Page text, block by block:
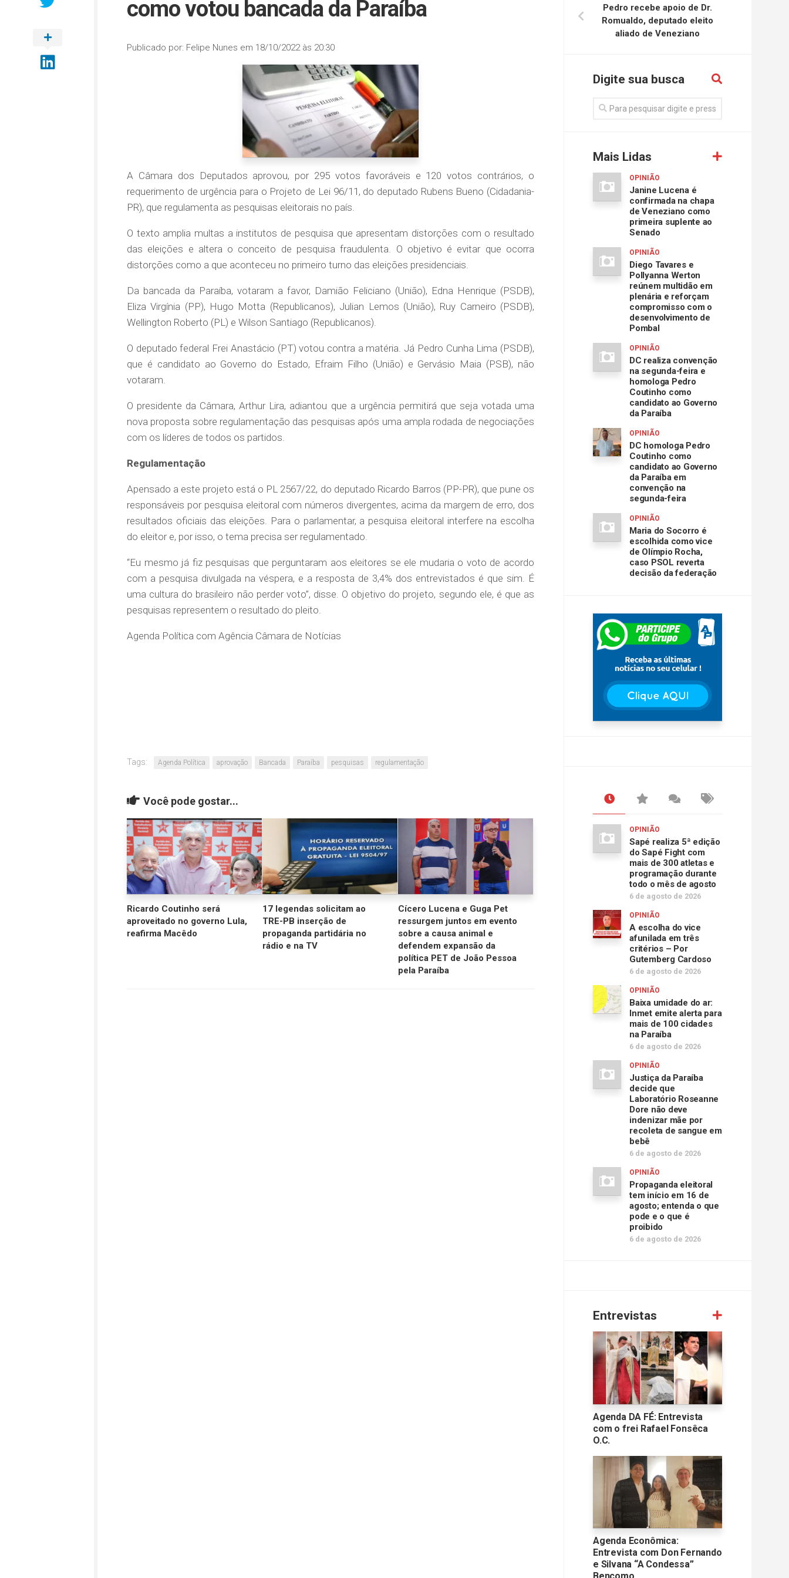
como votou bancada da Paraíba
Publicado por: Felipe Nunes em 18/10/2022 às 20:30
A Câmara dos Deputados aprovou, por 295 votos favoráveis e 120 votos contrários, o
requerimento de urgência para o Projeto de Lei 96/11, do deputado Rubens Bueno (Cidadania-
PR), que regulamenta as pesquisas eleitorais no país.
O texto amplia multas a institutos de pesquisa que apresentam distorções com o resultado
das eleições e altera o conceito de pesquisa fraudulenta. O objetivo é evitar que ocorra
distorções como a que aconteceu no primeiro turno das eleições presidenciais.
Da bancada da Paraíba, votaram a favor, Damião Feliciano (União), Edna Henrique (PSDB),
Eliza Virgínia (PP), Hugo Motta (Republicanos), Julian Lemos (União), Ruy Carneiro (PSDB),
Wellington Roberto (PL) e Wilson Santiago (Republicanos).
O deputado federal Frei Anastácio (PT) votou contra a matéria. Já Pedro Cunha Lima (PSDB),
que é candidato ao Governo do Estado, Efraim Filho (União) e Gervásio Maia (PSB), não
votaram.
O presidente da Câmara, Arthur Lira, adiantou que a urgência permitirá que seja votada uma
nova proposta sobre regulamentação das pesquisas após uma ampla rodada de negociações
com os líderes de todos os partidos.
Regulamentação
Apensado a este projeto está o PL 2567/22, do deputado Ricardo Barros (PP-PR), que pune os
responsáveis por pesquisa eleitoral com números divergentes, acima da margem de erro, dos
resultados oficiais das eleições. Para o parlamentar, a pesquisa eleitoral interfere na escolha
do eleitor e, por isso, o tema precisa ser regulamentado.
“Eu mesmo já fiz pesquisas que perguntaram aos eleitores se ele mudaria o voto de acordo
com a pesquisa divulgada na véspera, e a resposta de 3,4% dos entrevistados é que sim. É
uma cultura do brasileiro não perder voto”, disse. O objetivo do projeto, segundo ele, é que as
pesquisas representem o resultado do pleito.
Agenda Política com Agência Câmara de Notícias
Tags: Agenda Política aprovação Bancada Paraíba pesquisas regulamentação
Você pode gostar...
Ricardo Coutinho será
aproveitado no governo Lula,
reafirma Macêdo
17 legendas solicitam ao
TRE-PB inserção de
propaganda partidária no
rádio e na TV
Cícero Lucena e Guga Pet
ressurgem juntos em evento
sobre a causa animal e
defendem expansão da
política PET de João Pessoa
pela Paraíba
Pedro recebe apoio de Dr.
Romualdo, deputado eleito
aliado de Veneziano
Digite sua busca
Mais Lidas
OPINIÃO
Janine Lucena é
confirmada na chapa
de Veneziano como
primeira suplente ao
Senado
OPINIÃO
Diego Tavares e
Pollyanna Werton
reúnem multidão em
plenária e reforçam
compromisso com o
desenvolvimento de
Pombal
OPINIÃO
DC realiza convenção
na segunda-feira e
homologa Pedro
Coutinho como
candidato ao Governo
da Paraíba
OPINIÃO
DC homologa Pedro
Coutinho como
candidato ao Governo
da Paraíba em
convenção na
segunda-feira
OPINIÃO
Maria do Socorro é
escolhida como vice
de Olímpio Rocha,
caso PSOL reverta
decisão da federação
OPINIÃO
Sapé realiza 5ª edição
do Sapé Fight com
mais de 300 atletas e
programação durante
todo o mês de agosto
6 de agosto de 2026
OPINIÃO
A escolha do vice
afunilada em três
critérios – Por
Gutemberg Cardoso
6 de agosto de 2026
OPINIÃO
Baixa umidade do ar:
Inmet emite alerta para
mais de 100 cidades
na Paraíba
6 de agosto de 2026
OPINIÃO
Justiça da Paraíba
decide que
Laboratório Roseanne
Dore não deve
indenizar mãe por
recoleta de sangue em
bebê
6 de agosto de 2026
OPINIÃO
Propaganda eleitoral
tem início em 16 de
agosto; entenda o que
pode e o que é
proibido
6 de agosto de 2026
Entrevistas
Agenda DA FÉ: Entrevista
com o frei Rafael Fonsêca
O.C.
Agenda Econômica:
Entrevista com Don Fernando
e Silvana “A Condessa”